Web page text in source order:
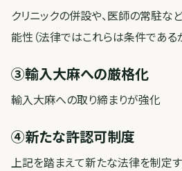
クリニックの併設や、医師の常駐
能性（法律ではこれらは条件である
③輸入大麻への厳格化
輸入大麻への取り締まりが強化
④新たな許認可制度
上記を踏まえて新たな法律を制定